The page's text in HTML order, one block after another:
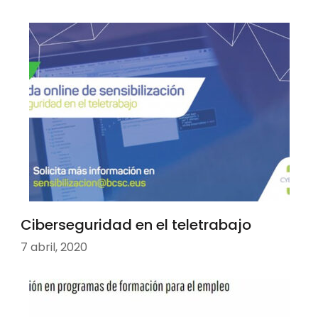
Ciberseguridad en el teletrabajo
7 abril, 2020